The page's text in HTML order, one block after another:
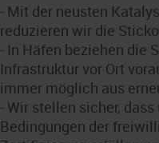
- Mit der neusten
reduzieren wir die
- In Häfen beziehen die
Infrastruktur vor Ort
immer möglich aus
- Wir stellen sicher,
Bedingungen der